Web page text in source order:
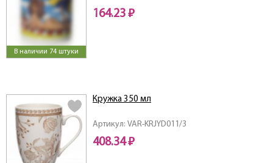
В наличии 74 штуки
164.23 ₽
Артикул: VAR-KRJYD011/3
Кружка 350 мл
408.34 ₽